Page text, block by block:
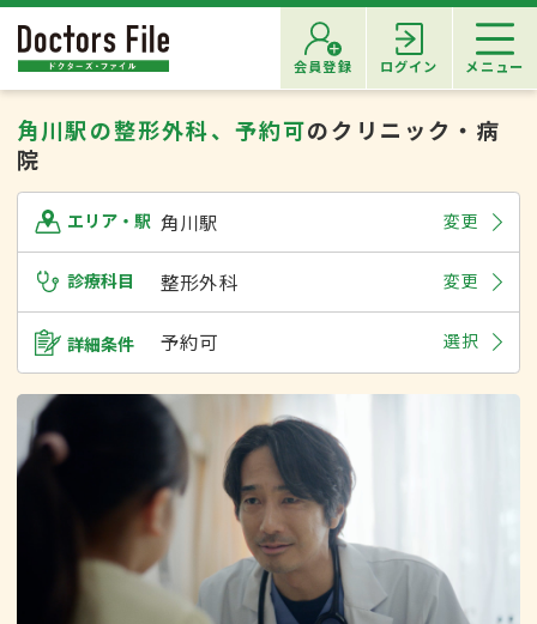
会員登録 ログイン メニュー
角川駅の整形外科、予約可のクリニック・病
院
エリア・駅 角川駅 変更
診療科目 整形外科 変更
詳細条件 予約可 選択